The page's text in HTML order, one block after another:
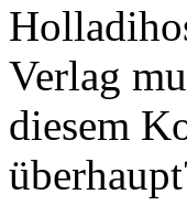
Verlag
diesem